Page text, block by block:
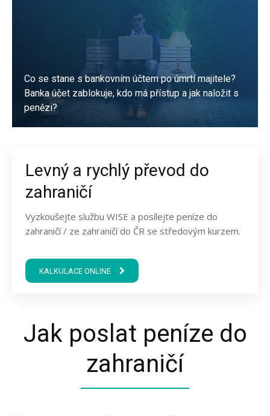
Co se stane s bankovním účtem po úmrtí majitele?
Banka účet zablokuje, kdo má přístup a jak naložit s
penězi?
Levný a rychlý převod do
zahraničí
Vyzkoušejte službu WISE a posílejte peníze do
zahraničí / ze zahraničí do ČR se středovým kurzem.
KALKULACE ONLINE
Jak poslat peníze do
zahraničí